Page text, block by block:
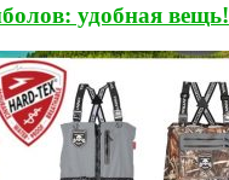
удобная вещь!